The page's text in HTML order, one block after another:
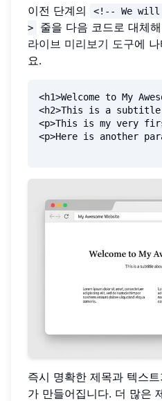
이전 단계의
<!-- We will
>
줄을 다음 코드로 대체
라이브 미리보기 도구에
요.
<h1>Welcome to My
<h2>This is a subtitle
<p>This is my very
<p>Here is another
즉시 명확한 제목과 텍스
가 만들어집니다. 더 많은